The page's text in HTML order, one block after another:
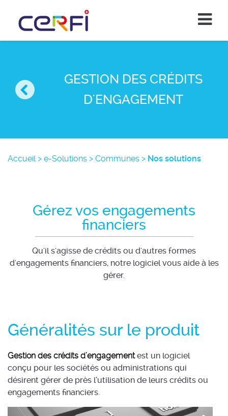
GESTION DES CRÉDITS
D'ENGAGEMENT
Accueil> e-Solutions > Communes > Nos solutions
Gérez vos engagements
financiers
Qu'il s'agisse de crédits ou d'autres formes
d'engagements financiers, notre logiciel vous aide à les
gérer.
Généralités sur le produit
Gestion des crédits d’engagementest un logiciel
conçu pour les sociétés ou administrations qui
désirent gérer de près l’utilisation de leurs crédits ou
engagements financiers.